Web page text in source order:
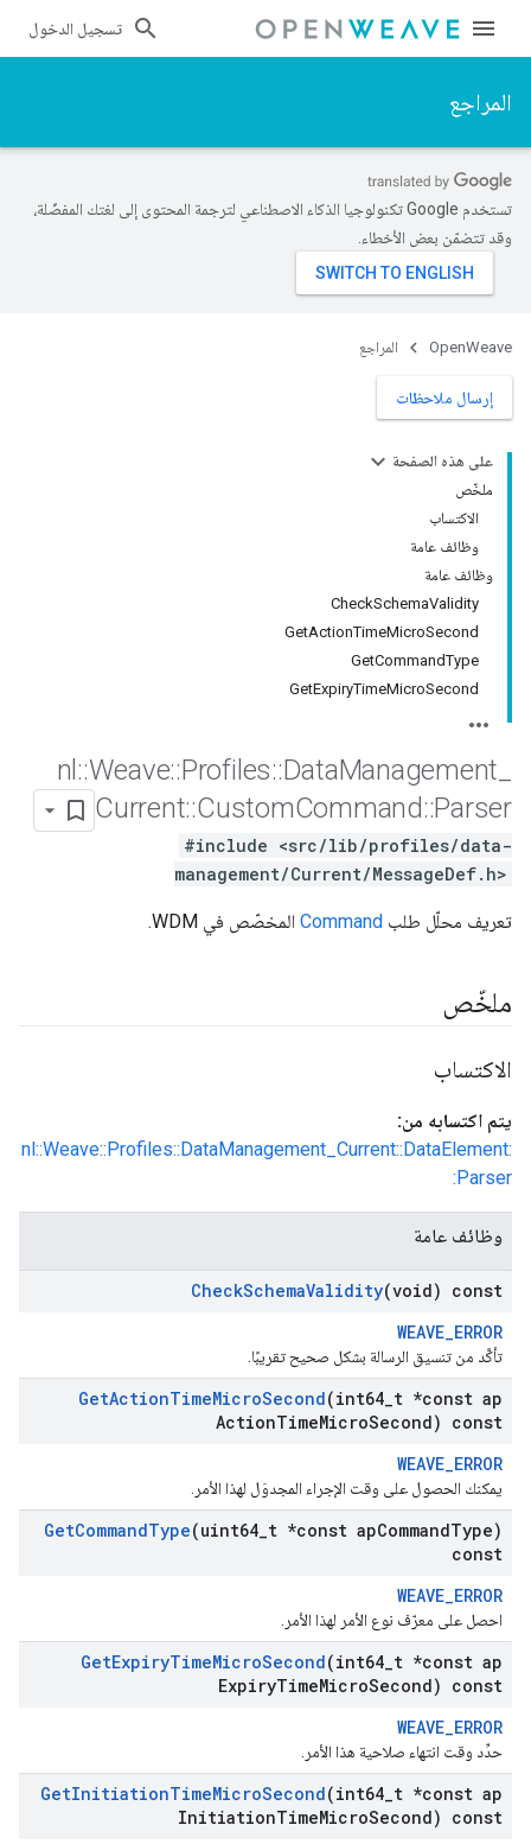
تسجيل الدخول
المراجع
تستخدم Google تكنولوجيا الذكاء الاصطناعي لترجمة المحتوى إلى لغتك المفضّلة،
وقد تتضمّن بعض الأخطاء.
OpenWeave المراجع
إرسال ملاحظات
على هذه الصفحة
ملخّص
الاكتساب
وظائف عامة
وظائف عامة
CheckSchemaValidity
GetActionTimeMicroSecond
GetCommandType
GetExpiryTimeMicroSecond
nl ::Weave::Profiles::DataManagement
Current::CustomCommand::Parser
#include <src/lib/profiles/data-
management/Current/MessageDef.h>
تعريف محلّل طلب Command المخصّص في WDM.
ملخّص
الاكتساب
يتم اكتسابه من:
nl::Weave::Profiles::DataManagement_Current::DataElement:
:Parser
وظائف عامة
CheckSchemaValidity(void) const
WEAVE_ERROR
تأكَّد من تنسيق الرسالة بشكل صحيح تقريبًا.
GetActionTimeMicroSecond(int64 t *const ap
ActionTimeMicroSecond) const
WEAVE_ERROR
يمكنك الحصول على وقت الإجراء المجدوَل لهذا الأمر.
GetCommandType(uint64 t *const apCommandType)
const
WEAVE_ERROR
احصل على معرّف نوع الأمر لهذا الأمر.
GetExpiryTimeMicroSecond(int64 t *const ap
ExpiryTimeMicroSecond) const
WEAVE_ERROR
حدِّد وقت انتهاء صلاحية هذا الأمر.
GetInitiationTimeMicroSecond(int64 t *const ap
InitiationTimeMicroSecond) const